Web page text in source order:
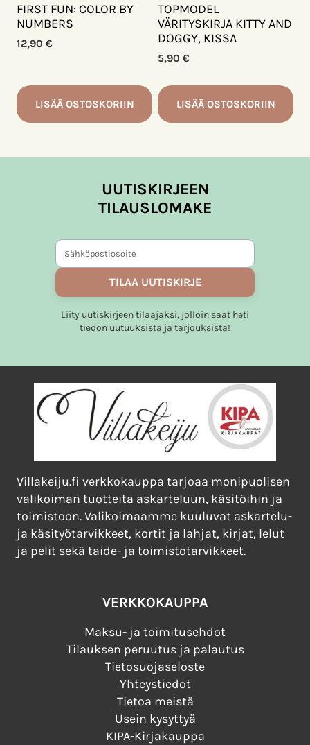
FIRST FUN: COLOR BY
NUMBERS
12,90 €
LISÄÄ OSTOSKORIIN
TOPMODEL
VÄRITYSKIRJA KITTY AND
DOGGY, KISSA
5,90 €
LISÄÄ OSTOSKORIIN
UUTISKIRJEEN
TILAUSLOMAKE
TILAA UUTISKIRJE
Liity uutiskirjeen tilaajaksi, jolloin saat heti
tiedon uutuuksista ja tarjouksista!
Villakeiju.fi verkkokauppa tarjoaa monipuolisen
valikoiman tuotteita askarteluun, käsitöihin ja
toimistoon. Valikoimaamme kuuluvat askartelu-
ja käsityötarvikkeet, kortit ja lahjat, kirjat, lelut
ja pelit sekä taide- ja toimistotarvikkeet.
VERKKOKAUPPA
Maksu- ja toimitusehdot
Tilauksen peruutus ja palautus
Tietosuojaseloste
Yhteystiedot
Tietoa meistä
Usein kysyttyä
KIPA-Kirjakauppa